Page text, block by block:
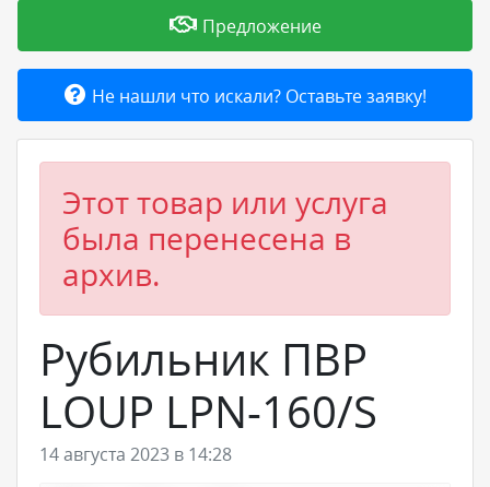
Товары и услуги
Добавить товар или услугу
Предложение
Не нашли что искали? Оставьте заявку!
Этот товар или услуга
была перенесена в
архив.
Рубильник ПВР
LOUP LPN-160/S
14 августа 2023 в 14:28